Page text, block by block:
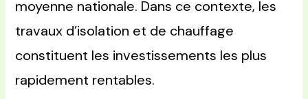
moyenne nationale. Dans ce contexte, les
travaux d’isolation et de chauffage
constituent les investissements les plus
rapidement rentables.